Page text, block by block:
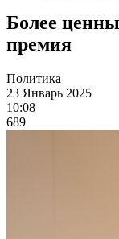
Более
премия
Политика
23 Январь 2025
10:08
689